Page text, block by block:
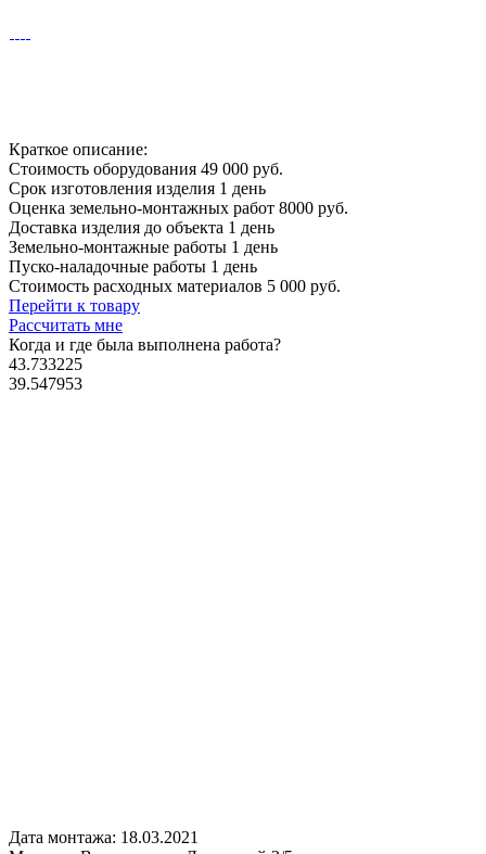
Краткое описание:
Стоимость оборудования 49 000 руб.
Срок изготовления изделия 1 день
Оценка земельно-монтажных работ 8000 руб.
Доставка изделия до объекта 1 день
Земельно-монтажные работы 1 день
Пуско-наладочные работы 1 день
Стоимость расходных материалов 5 000 руб.
Перейти к товару
Рассчитать мне
Когда и где была выполнена работа?
43.733225
39.547953
Дата монтажа: 18.03.2021